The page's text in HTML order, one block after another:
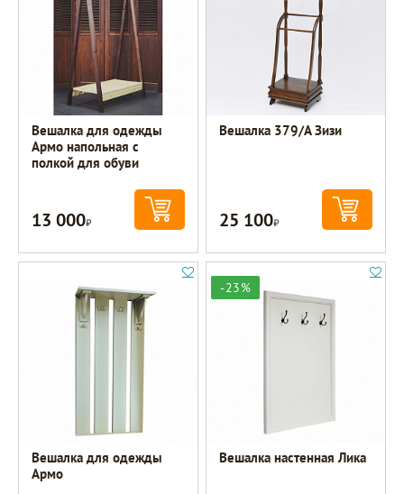
Вешалка для одежды
Армо напольная с
полкой для обуви
13 000Р
Вешалка 379/А Зизи
25 100Р
Вешалка для одежды
Армо
-23%
Вешалка настенная Лика